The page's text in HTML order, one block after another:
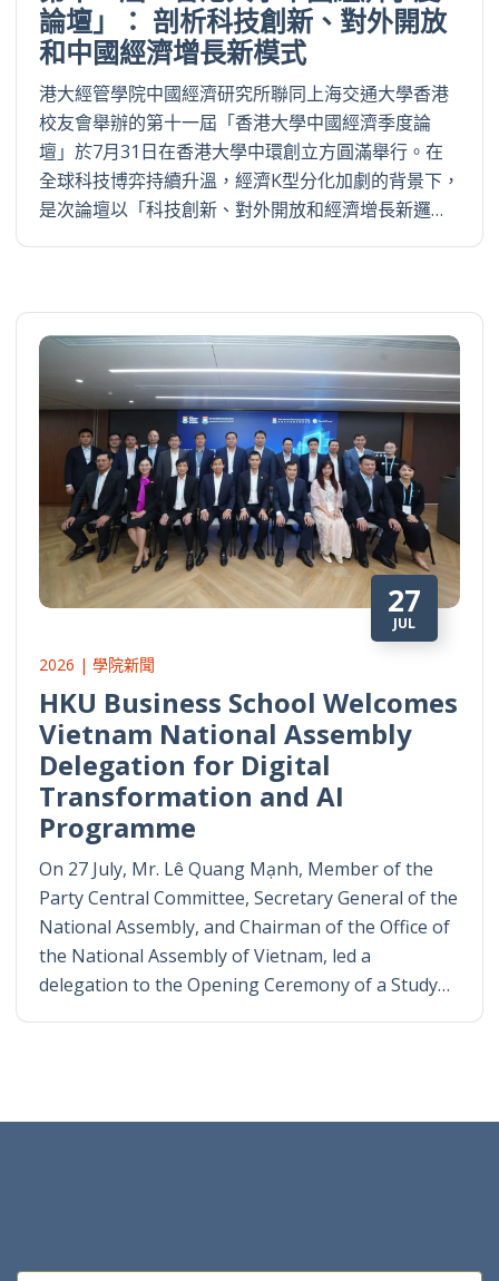
論壇」： 剖析科技創新、對外開放
和中國經濟增長新模式
港大經管學院中國經濟研究所聯同上海交通大學香港
校友會舉辦的第十一屆「香港大學中國經濟季度論
壇」於7月31日在香港大學中環創立方圓滿舉行。在
全球科技博弈持續升溫，經濟K型分化加劇的背景下，
是次論壇以「科技創新、對外開放和經濟增長新邏…
27
JUL
2026 | 學院新聞
HKU Business School Welcomes
Vietnam National Assembly
Delegation for Digital
Transformation and AI
Programme
On 27 July, Mr. Lê Quang Mạnh, Member of the
Party Central Committee, Secretary General of the
National Assembly, and Chairman of the Office of
the National Assembly of Vietnam, led a
delegation to the Opening Ceremony of a Study…